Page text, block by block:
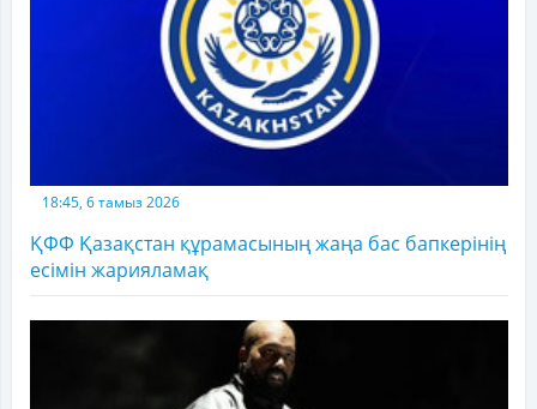
18:45, 6 тамыз 2026
ҚФФ Қазақстан құрамасының жаңа бас бапкерінің
есімін жарияламақ